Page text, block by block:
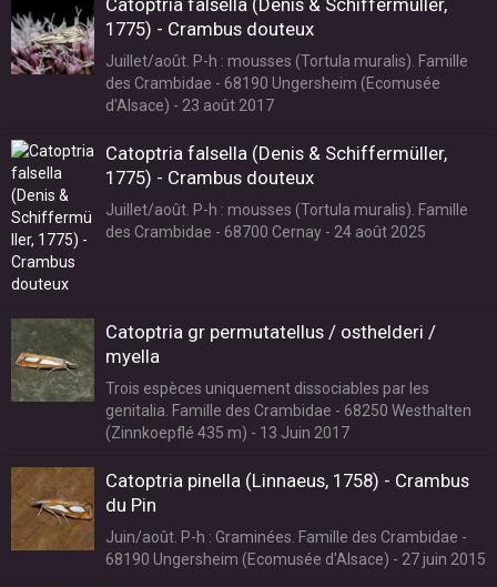
1775) - Crambus douteux
Juillet/août. P-h : mousses (Tortula muralis). Famille
des Crambidae - 68190 Ungersheim (Ecomusée
d'Alsace) - 23 août 2017
Catoptria falsella (Denis & Schiffermüller,
1775) - Crambus douteux
Juillet/août. P-h : mousses (Tortula muralis). Famille
des Crambidae - 68700 Cernay - 24 août 2025
Catoptria gr permutatellus / osthelderi /
myella
Trois espèces uniquement dissociables par les
genitalia. Famille des Crambidae - 68250 Westhalten
(Zinnkoepflé 435 m) - 13 Juin 2017
Catoptria pinella (Linnaeus, 1758) - Crambus
du Pin
Juin/août. P-h : Graminées. Famille des Crambidae -
68190 Ungersheim (Ecomusée d'Alsace) - 27 juin 2015